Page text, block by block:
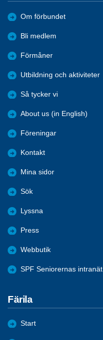
Om förbundet
Bli medlem
Förmåner
Utbildning och aktiviteter
Så tycker vi
About us (in English)
Föreningar
Kontakt
Mina sidor
Sök
Lyssna
Press
Webbutik
SPF Seniorernas intranät
Färila
Start